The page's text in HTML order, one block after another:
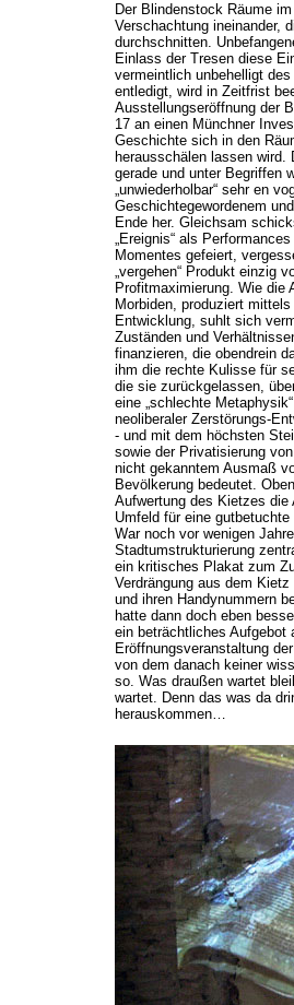
Der Blindenstock Räume
Verschachtung ineinander,
durchschnitten.
Einlass der Tresen diese
vermeintlich unbehelligt
entledigt, wird in Zeitfrist
Ausstellungseröffnung der
17 an einen Münchner
Geschichte sich in den
herausschälen lassen wird.
gerade und unter Begriffen
„unwiederholbar“ sehr en
Geschichtegewordenem
Ende her. Gleichsam
„Ereignis“ als
Momentes gefeiert,
„vergehen“ Produkt einzig
Profitmaximierung. Wie die
Morbiden, produziert
Entwicklung, suhlt sich
Zuständen und
finanzieren, die obendrein
ihm die rechte Kulisse für
die sie zurückgelassen,
eine „schlechte
neoliberaler Zerstörungs-
- und mit dem höchsten
sowie der Privatisierung
nicht gekanntem Ausmaß
Bevölkerung bedeutet.
Aufwertung des Kietzes die
Umfeld für eine
War noch vor wenigen
Stadtumstrukturierung
ein kritisches Plakat zum
Verdrängung aus dem
und ihren Handynummern
hatte dann doch eben
ein beträchtliches Aufgebot
Eröffnungsveranstaltung
von dem danach keiner
so. Was draußen wartet
wartet. Denn das was da
herauskommen…